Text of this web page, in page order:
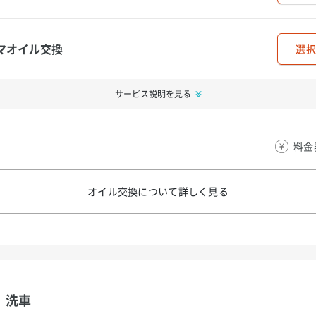
オイル交換 選択
サービス説明を見る
料
オイル交換について詳しく見る
洗車